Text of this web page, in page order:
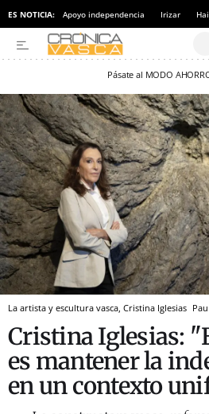
ES NOTICIA: Apoyo independencia Irizar
Pásate al MODO
La artista y escultura vasca, Cristina Iglesias
Cristina Iglesias:
es mantener la
en un contexto